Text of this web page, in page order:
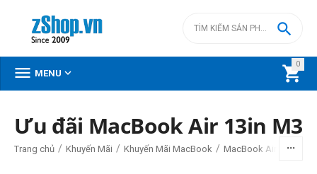
0


 MENU 
Ưu đãi MacBook Air 13in M3
Trang chủ / Khuyến Mãi / Khuyến Mãi MacBook / MacBook Air M3 Sẵn